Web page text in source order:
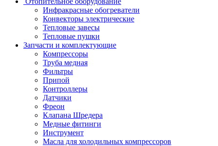
Инфракрасные обогреватели
Конвекторы электрические
Тепловые завесы
Тепловые пушки
Запчасти и комплектующие
Компрессоры
Труба медная
Фильтры
Припой
Контроллеры
Датчики
Фреон
Клапана Шредера
Медные фитинги
Инструмент
Масла для холодильных компрессоров